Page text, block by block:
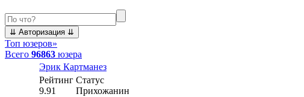
Топ юзеров»
Всего 96863 юзера
Эрик Картманез
Рейтинг
9.91
Статус
Прихожанин